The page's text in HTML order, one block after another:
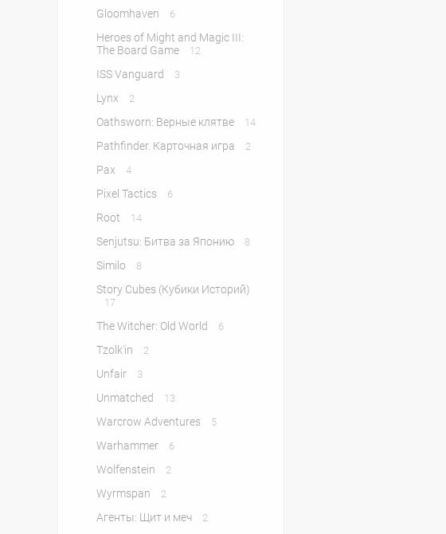
Gloomhaven 6
Heroes of Might and Magic III:
The Board Game
12
ISS Vanguard 3
Lynx 2
Oathsworn: Верные клятве 14
Pathfinder. Карточная игра 2
Pax 4
Pixel Tactics 6
Root 14
Senjutsu: Битва за Японию 8
Similo 8
Story Cubes (Кубики Историй)
17
The Witcher: Old World 6
Tzolk'in 2
Unfair 3
Unmatched 13
Warcrow Adventures 5
Warhammer 6
Wolfenstein 2
Wyrmspan 2
Агенты: Щит и меч 2